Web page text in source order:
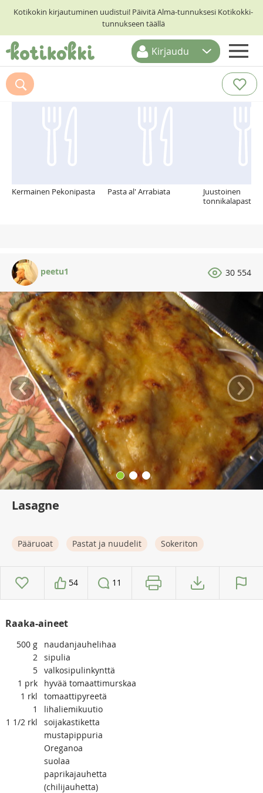
Kotikokin kirjautuminen uudistui! Päivitä Alma-tunnuksesi Kotikokki-
tunnukseen täällä
ETUSIVU
RESEPTIHAKU
Kirjaudu
Suosittelemme myös
Kermainen Pekonipasta Pasta al' Arrabiata
Juustoinen
peetu1 30 554
‹ ›
Lasagne
Pääruoat Pastat ja nuudelit Sokeriton
54 11
Raaka-aineet
500 g
naudanjauhelihaa
2 sipulia
5 valkosipulinkynttä
1 prk
hyvää tomaattimurskaa
1 rkl
tomaattipyreetä
1
lihaliemikuutio
1 1/2 rkl
soijakastiketta
mustapippuria
Oreganoa
suolaa
paprikajauhetta
(chilijauhetta)